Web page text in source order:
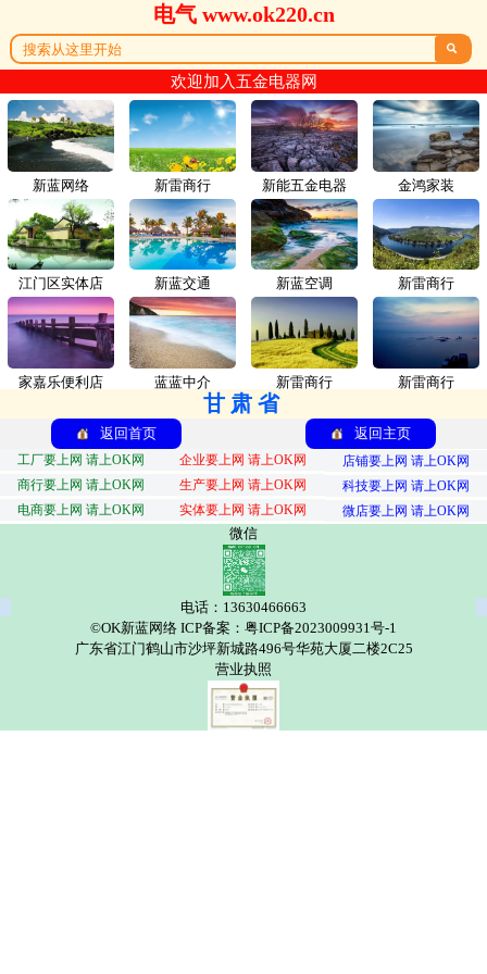
电气 www.ok220.cn

欢迎加入五金电器网
新蓝网络 新雷商行
江门区实体店 新蓝交通
家嘉乐便利店 蓝蓝中介
新能五金电器 金鸿家装
新蓝空调 新雷商行
新雷商行 新雷商行
甘肃省
返回首页 返回主页
工厂要上网 请上OK网 企业要上网 请上OK网
店铺要上网 请上OK网
商行要上网 请上OK网
生产要上网 请上OK网
科技要上网 请上OK网
电商要上网 请上OK网
实体要上网 请上OK网 微店要上网 请上OK网
微信
电话：13630466663
©OK新蓝网络 ICP备案：粤ICP备2023009931号-1
广东省江门鹤山市沙坪新城路496号华苑大厦二楼2C25
营业执照